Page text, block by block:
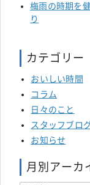
梅雨の時期を
り
カテゴリー
おいしい時間
コラム
日々のこと
スタッフブロ
お知らせ
月別アーカ